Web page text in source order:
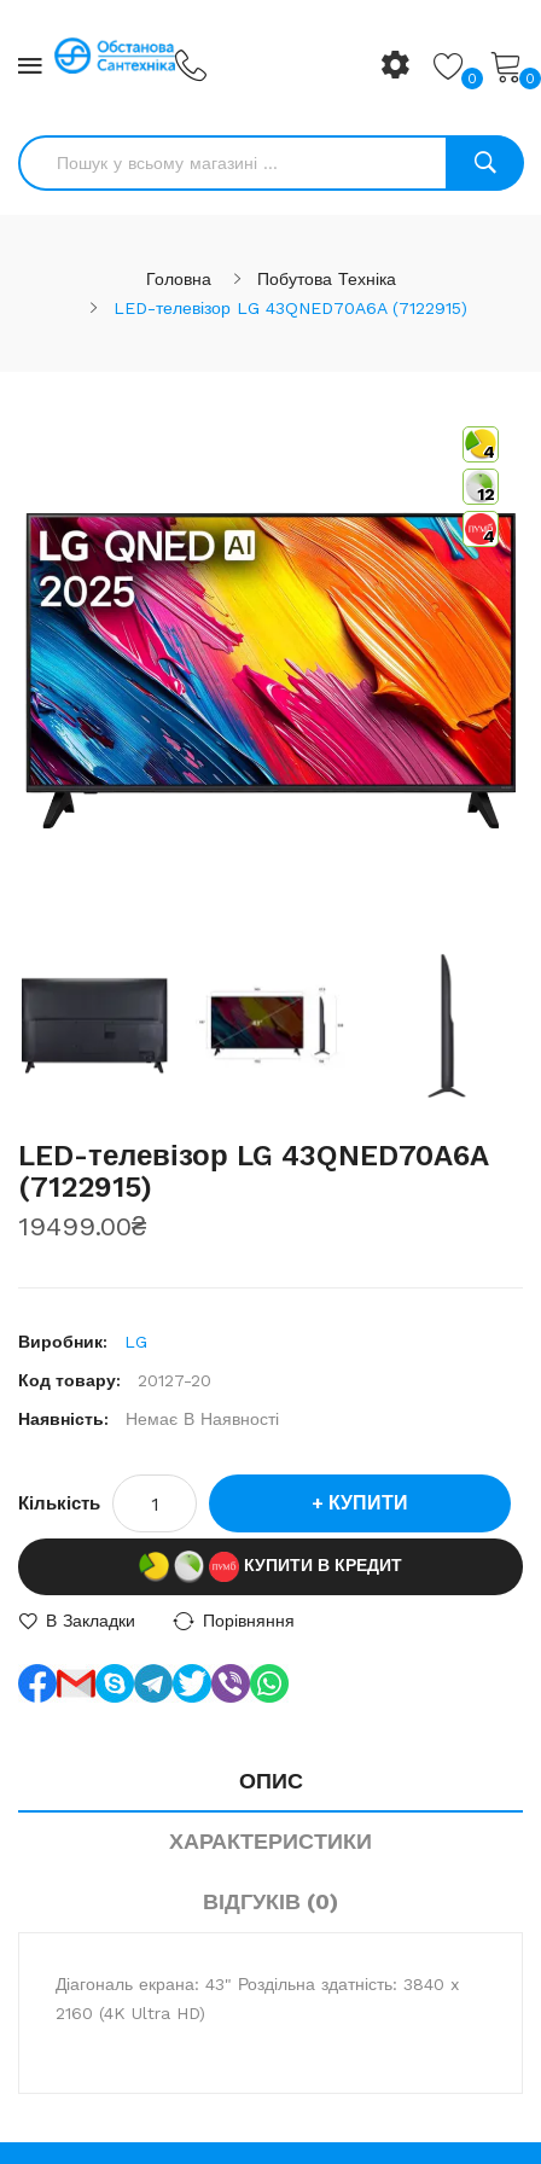
0 0
Головна
Побутова Техніка
LED-телевізор LG 43QNED70A6A (7122915)
4
12
4
LED-телевізор LG 43QNED70A6A
(7122915)
19499.00₴
Виробник:
LG
Код товару:
20127-20
Наявність:
Немає В Наявності
Кількість КУПИТИ
КУПИТИ В КРЕДИТ
В Закладки Порівняння
ОПИС
ХАРАКТЕРИСТИКИ
ВІДГУКІВ (0)
Діагональ екрана: 43" Роздільна здатність: 3840 x
2160 (4K Ultra HD)